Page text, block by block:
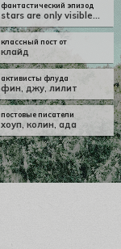
фантастический эпизод
stars are only visible...
классный пост от
клайд
активисты флуда
фин, джу, лилит
постовые писатели
хоуп, колин, ада